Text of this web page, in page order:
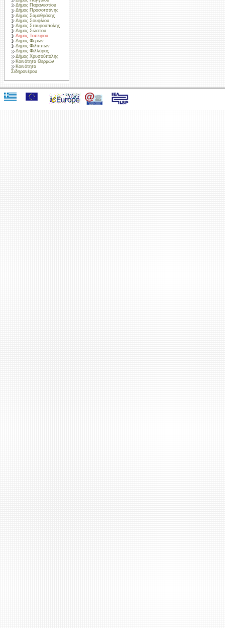
Δήμος Παρανεστίου
Δήμος Προσοτσάνης
Δήμος Σαμοθράκης
Δήμος Σουφλίου
Δήμος Σταυρούπολης
Δήμος Σώστου
Δήμος Τοπείρου
Δήμος Φερών
Δήμος Φιλίππων
Δήμος Φιλλύρας
Δήμος Χρυσούπολης
Κοινότητα Θερμών
Κοινότητα
Σιδηρονέρου